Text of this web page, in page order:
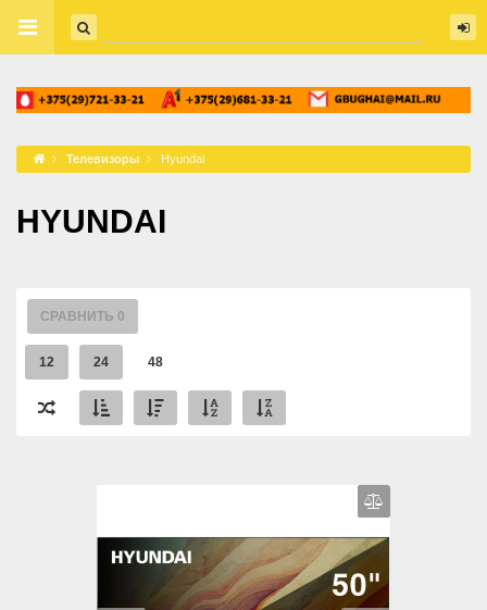
Телевизоры Hyundai
HYUNDAI
СРАВНИТЬ 0
12 24 48